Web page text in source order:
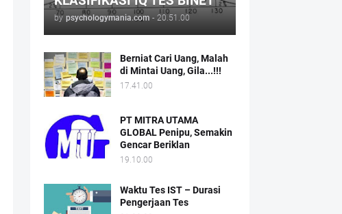
by psychologymania.com - 20.51.00
Berniat Cari Uang, Malah
di Mintai Uang, Gila...!!!
17.41.00
PT MITRA UTAMA
GLOBAL Penipu, Semakin
Gencar Beriklan
19.10.00
Waktu Tes IST – Durasi
Pengerjaan Tes